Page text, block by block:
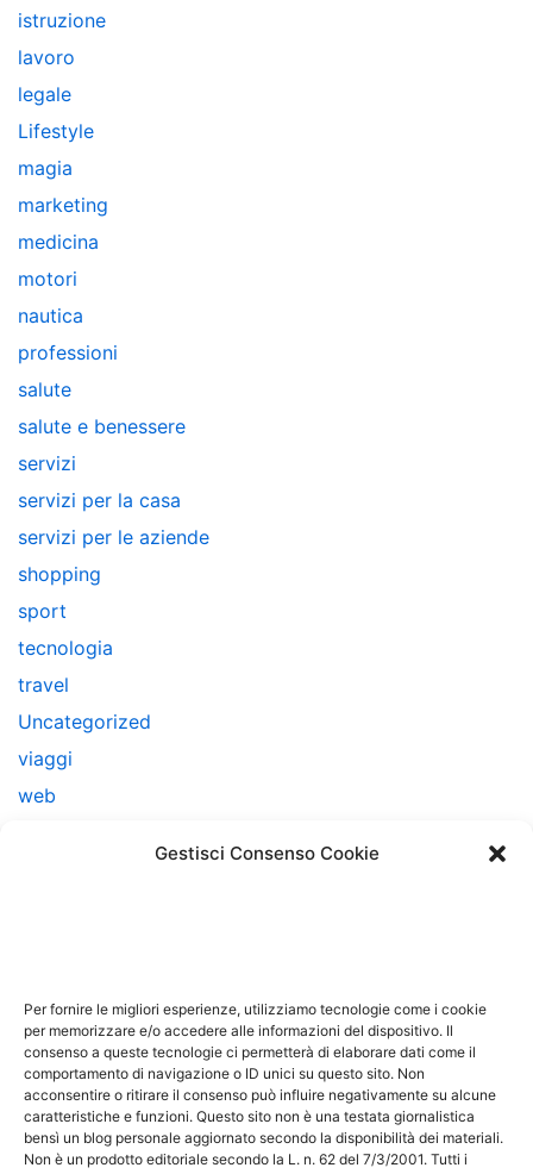
Gestisci Consenso Cookie
Per fornire le migliori esperienze, utilizziamo tecnologie come i cookie
per memorizzare e/o accedere alle informazioni del dispositivo. Il
consenso a queste tecnologie ci permetterà di elaborare dati come il
comportamento di navigazione o ID unici su questo sito. Non
acconsentire o ritirare il consenso può influire negativamente su alcune
caratteristiche e funzioni. Questo sito non è una testata giornalistica
bensì un blog personale aggiornato secondo la disponibilità dei materiali.
Non è un prodotto editoriale secondo la L. n. 62 del 7/3/2001. Tutti i
istruzione
lavoro
legale
Lifestyle
magia
marketing
medicina
motori
nautica
professioni
salute
salute e benessere
servizi
servizi per la casa
servizi per le aziende
shopping
sport
tecnologia
travel
Uncategorized
viaggi
web
disponibilità e la reperibilità dei materiali. Pertanto non
può essere considerato in alcun modo un prodotto
editoriale ai sensi della L. n. 62 del 7/3/2001. Tutti i
marchi riportati appartengono ai legittimi proprietari;
marchi di terzi, nomi di prodotti, nomi commerciali,